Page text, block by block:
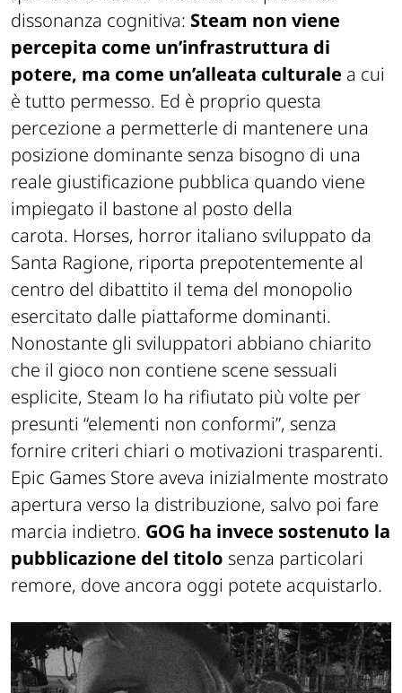
dissonanza cognitiva: Steam non viene
percepita come un’infrastruttura di
potere, ma come un’alleata culturale a cui
è tutto permesso. Ed è proprio questa
percezione a permetterle di mantenere una
posizione dominante senza bisogno di una
reale giustificazione pubblica quando viene
impiegato il bastone al posto della
carota. Horses, horror italiano sviluppato da
Santa Ragione, riporta prepotentemente al
centro del dibattito il tema del monopolio
esercitato dalle piattaforme dominanti.
Nonostante gli sviluppatori abbiano chiarito
che il gioco non contiene scene sessuali
esplicite, Steam lo ha rifiutato più volte per
presunti “elementi non conformi”, senza
fornire criteri chiari o motivazioni trasparenti.
Epic Games Store aveva inizialmente mostrato
apertura verso la distribuzione, salvo poi fare
marcia indietro. GOG ha invece sostenuto la
pubblicazione del titolo senza particolari
remore, dove ancora oggi potete acquistarlo.